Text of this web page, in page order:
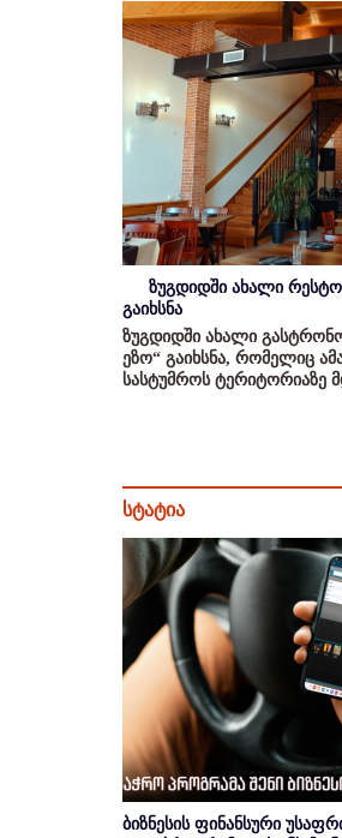
ზუგდიდში ახალი
გაიხსნა
ზუგდიდში ახალი
ეზო“ გაიხსნა, რომელიც
სასტუმროს ტერიტორიაზე
სტატია
ბიზნესის ფინანსური